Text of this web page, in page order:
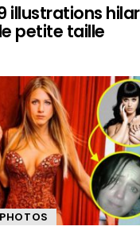
illustrations
petite taille
PHOTOS